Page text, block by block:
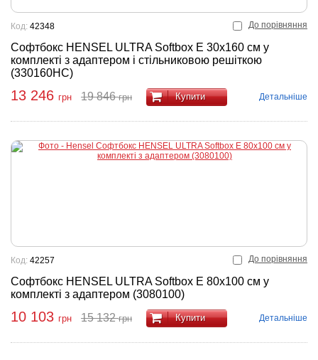
До порівняння
Софтбокс HENSEL ULTRA Softbox E 30x160 см у
комплекті з адаптером і стільниковою решіткою
(330160HC)
Код: 42348
13 246 грн 19 846грн Купити Детальніше
До порівняння
Софтбокс HENSEL ULTRA Softbox E 80x100 см у
комплекті з адаптером (3080100)
Код: 42257
10 103 грн 15 132грн Купити Детальніше